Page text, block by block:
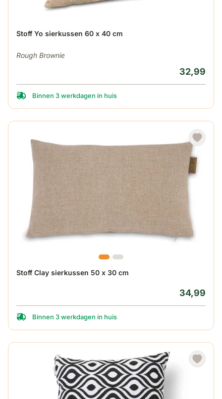
Stoff Yo sierkussen 60 x 40 cm
Rough Brownie
32,99
Binnen 3 werkdagen in huis
Stoff Clay sierkussen 50 x 30 cm
34,99
Binnen 3 werkdagen in huis